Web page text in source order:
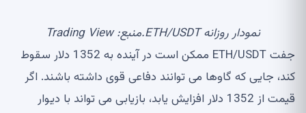
نمودار روزانه ETH/USDT.منبع: Trading View
جفت ETH/USDT ممکن است در آینده به 1352 دلار سقوط
کند، جایی که گاوها می توانند دفاعی قوی داشته باشند. اگر
قیمت از 1352 دلار افزایش یابد، بازیابی می تواند با دیوار